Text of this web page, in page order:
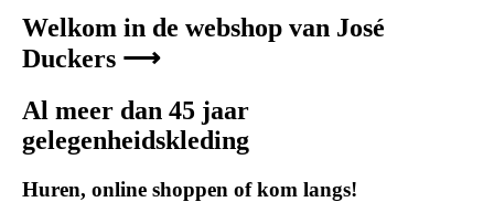
Welkom in de webshop van José
Duckers ⟶
Al meer dan 45 jaar
gelegenheidskleding
Huren, online shoppen of kom langs!